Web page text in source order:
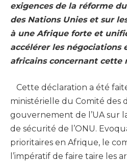
exigences de la réforme
des Nations Unies et sur
à une Afrique forte et
accélérer les négociations
africains concernant cette
Cette déclaration a été
ministérielle du Comité des
gouvernement de l’UA sur
de sécurité de l’ONU.
prioritaires en Afrique, le
l’impératif de faire taire les